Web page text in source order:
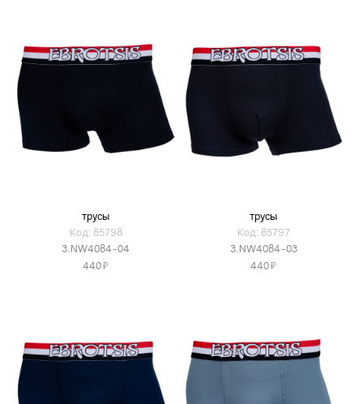
трусы
Код: 85798
3.NW4084-04
440Я
трусы
Код: 85797
3.NW4084-03
440Я